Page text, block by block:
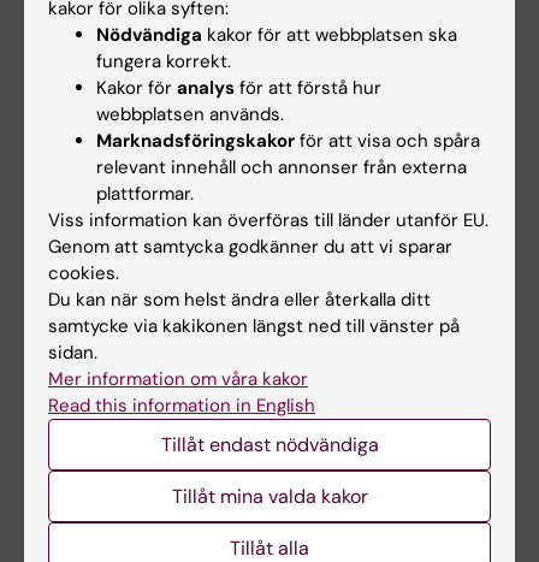
sätt nu
Prinka Singh skulle uppmuntra
alla som är intresserade av
folkhälsa,…
Institutet är en av mottagarna
25 jun 2026
Ny statistikrapport:
Självmordsstatistik
för Stockholms län
Nationellt centrum för
suicidforskning och prevention
(NASP) har…
1 jun 2026
Samverkan, lärande
och utveckling under
CURIOUS-besök vid
GPH
I slutet av maj stod
institutionen för global
folkhälsa värd för ett besök…
kakor för olika syften:
Nödvändiga kakor för att webbplatsen ska
fungera korrekt.
Kakor för analys för att förstå hur
webbplatsen används.
Marknadsföringskakor för att visa och spåra
relevant innehåll och annonser från externa
plattformar.
Viss information kan överföras till länder utanför EU.
Genom att samtycka godkänner du att vi sparar
cookies.
Du kan när som helst ändra eller återkalla ditt
samtycke via kakikonen längst ned till vänster på
sidan.
Mer information om våra kakor
Read this information in English
Tillåt endast nödvändiga
Tillåt mina valda kakor
Tillåt alla